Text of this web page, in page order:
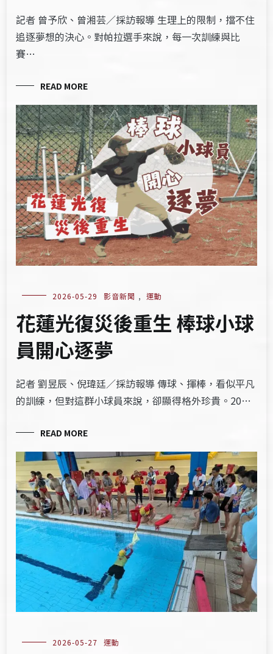
記者 曾予欣、曾湘芸／採訪報導 生理上的限制，擋不住
追逐夢想的決心。對帕拉選手來說，每一次訓練與比
賽…
READ MORE
2026-05-29 影音新聞 , 運動
花蓮光復災後重生 棒球小球
員開心逐夢
記者 劉昱辰、倪瑋廷／採訪報導 傳球、揮棒，看似平凡
的訓練，但對這群小球員來說，卻顯得格外珍貴。20…
READ MORE
2026-05-27 運動